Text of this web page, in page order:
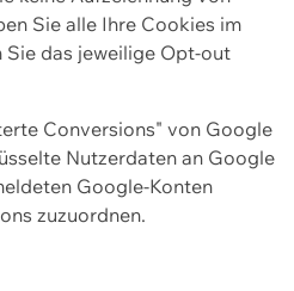
Sie alle Ihre Cookies im
Sie das jeweilige Opt-out
Conversions" von Google
Nutzerdaten an Google
Google-Konten
zuzuordnen.